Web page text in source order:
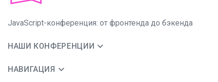
JavaScript-конференция: от фронтенда до бэкенда
НАШИ КОНФЕРЕНЦИИ
НАВИГАЦИЯ